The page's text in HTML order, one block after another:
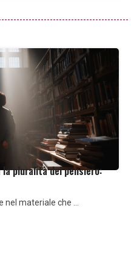
pluralità del pensiero:
nel materiale che …